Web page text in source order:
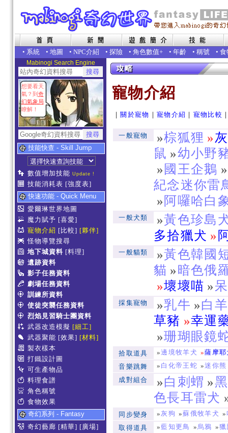
• 系統 • 地圖 • NPC介紹 • 探險 • 角色數值+ • 年齡 • 稱號 • 食
Mabinogi Search Engine
想要看天
氣？到 奇
幻氣象局
瞭解！
技能快查 - Skill Jump
數值增加技能 Update !
技能消耗表 [強度表]
快速功能 - Quick Menu
愛爾琳世界地圖
魔力賦予 [喜愛]
寵物介紹 [比較] [夥伴]
怪物導覽搜尋
地下城資料 [料理]
遺跡資料
影子任務資料
劇場任務資料
訓練所資料
使徒突襲任務資料
烈焰見習騎士團資料
武器改造模擬 [細工]
武器聚能 [效果] [材料]
製衣樣本
打鐵設計圖
可生產物品
料理食譜
角色稱號
食物效果
奇幻系列 - Fantasy
奇幻藝廊 [精華] [廣場]
寵物介紹
｜ 關於寵物 ｜寵物介紹 ｜ 寵物比較
一般寵物 »棕狐狸 »
鼠 »幼小野
» 國王企鵝 »
紀念迷你雷
» 阿囉哈白
一般犬類 »黃色珍島
多拾獵犬 »
一般貓類 »黃色韓國
貓 » 暗色俄
»壞壞喵 »
採集寵物 »乳牛 »白羊
草豬 »幸運
»珊瑚眼鏡
拾取道具 »邊境牧羊犬 »薩摩耶
音樂跳舞
» 白化帝王蛇 »迷你熊
成對組合
»白刺蝟 »
色長耳雷犬
同步變身 »灰狗 »蘇俄牧羊犬 »
取得道具
»藍知更鳥 »烏鴉 »獵